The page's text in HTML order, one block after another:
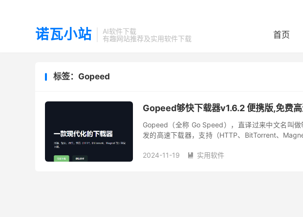
诺瓦小站
AI软件下载
有趣网站推荐及实用软件下载
首页
标签：Gopeed
Gopeed够快下载器v1.6.2 便携版,免费
Gopeed（全称 Go Speed），直译过来中文名叫
发的高速下载器，支持（HTTP、BitTorrent、
2024-11-19  实用软件